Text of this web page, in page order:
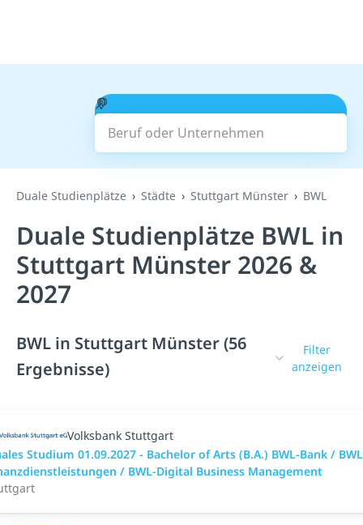
Beruf oder Unternehmen
Suchen
Duale Studienplätze Städte Stuttgart Münster BWL
Duale Studienplätze BWL in
Stuttgart Münster 2026 &
2027
BWL in Stuttgart Münster (56
Ergebnisse)
Filter
anzeigen
Volksbank Stuttgart
Studium 01.09.2027 - Bachelor of Arts (B.A.) BWL-Bank /
/ BWL-Digital Business Management